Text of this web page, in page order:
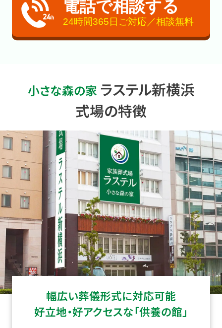
電話で相談する
24時間365日ご対応／相談無料
小さな森の家 ラステル新横浜
式場の特徴
幅広い葬儀形式に対応可能
好立地・好アクセスな「供養の館」